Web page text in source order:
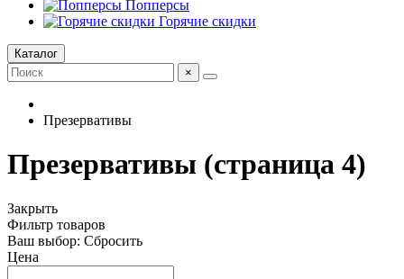
Попперсы
Горячие скидки
Каталог
×
Презервативы
Презервативы (страница 4)
Закрыть
Фильтр товаров
Ваш выбор: Сбросить
Цена